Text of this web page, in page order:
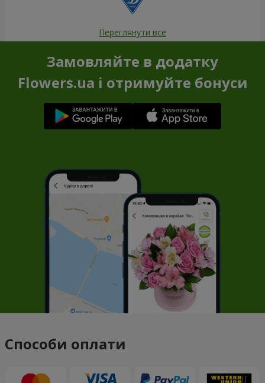
Переглянути все
Замовляйте в додатку
Flowers.ua і отримуйте бонуси
Способи оплати